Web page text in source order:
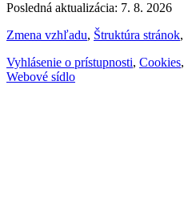
Posledná aktualizácia: 7. 8. 2026
Zmena vzhľadu, Štruktúra stránok,
Vyhlásenie o prístupnosti, Cookies,
Webové sídlo